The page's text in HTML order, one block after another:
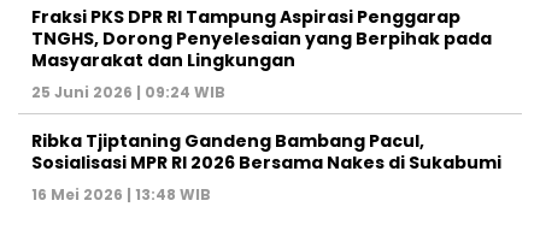
‎Fraksi PKS DPR RI Tampung Aspirasi Penggarap
TNGHS, Dorong Penyelesaian yang Berpihak pada
Masyarakat dan Lingkungan‎
25 Juni 2026 | 09:24 WIB
Ribka Tjiptaning Gandeng Bambang Pacul,
Sosialisasi MPR RI 2026 Bersama Nakes di Sukabumi
16 Mei 2026 | 13:48 WIB